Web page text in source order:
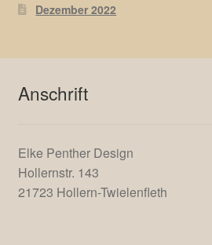
Dezember 2022
Anschrift
Elke Penther Design
Hollernstr. 143
21723 Hollern-Twielenfleth